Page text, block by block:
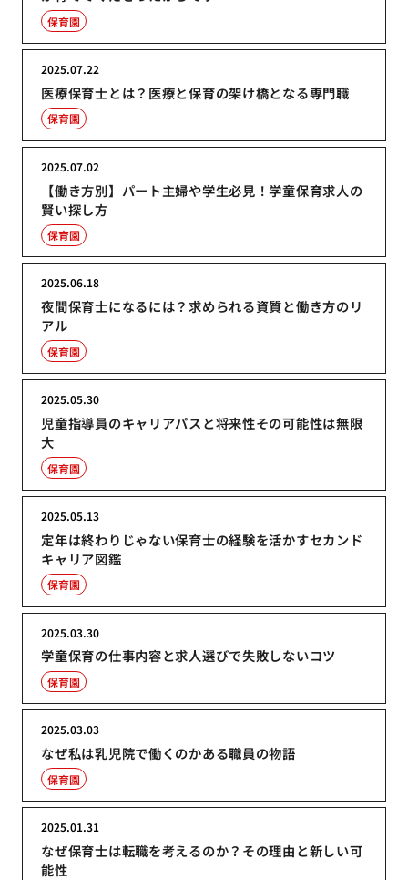
保育園
医療保育士とは？医療と保育の架け橋となる専門職
2025.07.22
保育園
【働き方別】パート主婦や学生必見！学童保育求人の
賢い探し方
2025.07.02
保育園
夜間保育士になるには？求められる資質と働き方のリ
アル
2025.06.18
保育園
児童指導員のキャリアパスと将来性その可能性は無限
大
2025.05.30
保育園
定年は終わりじゃない保育士の経験を活かすセカンド
キャリア図鑑
2025.05.13
保育園
学童保育の仕事内容と求人選びで失敗しないコツ
2025.03.30
保育園
なぜ私は乳児院で働くのかある職員の物語
2025.03.03
保育園
なぜ保育士は転職を考えるのか？その理由と新しい可
能性
2025.01.31